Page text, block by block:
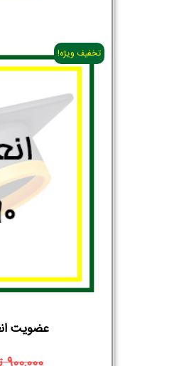
تخفیف ویژه!
عضویت